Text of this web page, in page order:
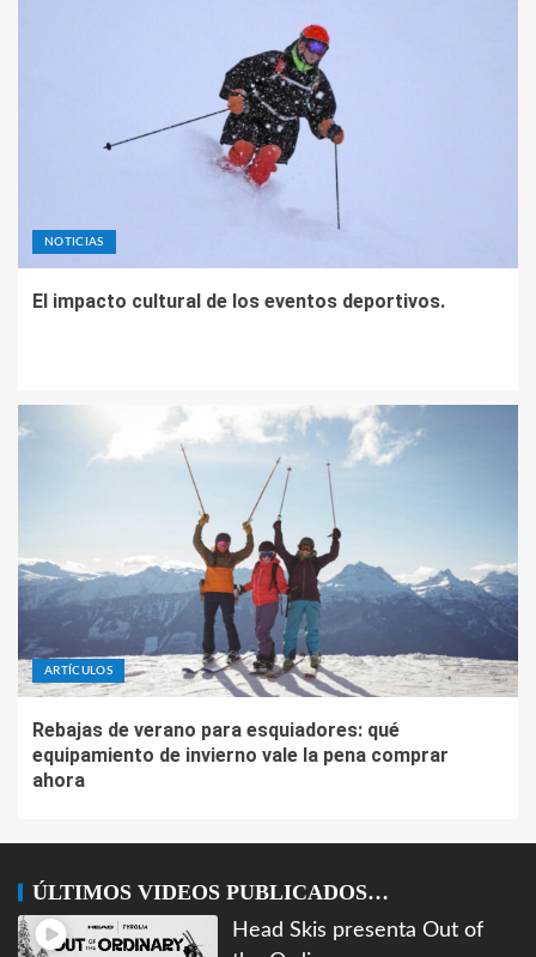
NOTICIAS
El impacto cultural de los eventos deportivos.
ARTÍCULOS
Rebajas de verano para esquiadores: qué
equipamiento de invierno vale la pena comprar
ahora
ÚLTIMOS VIDEOS PUBLICADOS…
Head Skis presenta Out of